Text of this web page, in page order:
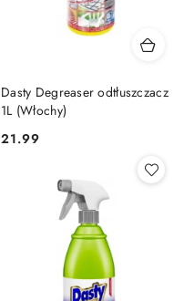
Dasty Degreaser odtłuszczacz
1L (Włochy)
Cena:
21.99